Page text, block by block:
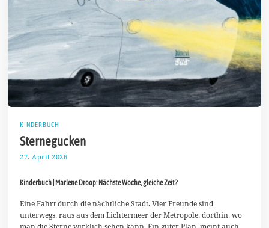
KINDERBUCH
Sternegucken
27. April 2026
a
2
2
Kinderbuch | Marlene Droop: Nächste Woche, gleiche Zeit?
Eine Fahrt durch die nächtliche Stadt. Vier Freunde sind
unterwegs, raus aus dem Lichtermeer der Metropole, dorthin, wo